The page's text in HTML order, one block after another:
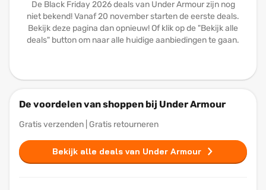
De Black Friday 2026 deals van Under Armour zijn nog
niet bekend! Vanaf 20 november starten de eerste deals.
Bekijk deze pagina dan opnieuw! Of klik op de "Bekijk alle
deals" button om naar alle huidige aanbiedingen te gaan.
De voordelen van shoppen bij Under Armour
Gratis verzenden | Gratis retourneren
Bekijk alle deals van Under Armour